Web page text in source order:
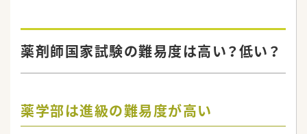
薬剤師国家試験の難易度は高い？低い？
薬学部は進級の難易度が高い